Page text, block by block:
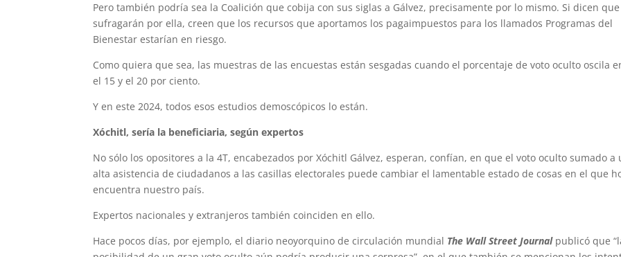
Pero también podría sea la Coalición que cobija con sus siglas a Gálvez, precisamente por lo mismo. Si dicen que
sufragarán por ella, creen que los recursos que aportamos los pagaimpuestos para los llamados Programas del
Bienestar estarían en riesgo.
Como quiera que sea, las muestras de las encuestas están sesgadas cuando el porcentaje de voto oculto oscila
el 15 y el 20 por ciento.
Y en este 2024, todos esos estudios demoscópicos lo están.
Xóchitl, sería la beneficiaria, según expertos
No sólo los opositores a la 4T, encabezados por Xóchitl Gálvez, esperan, confían, en que el voto oculto sumado a
alta asistencia de ciudadanos a las casillas electorales puede cambiar el lamentable estado de cosas en el que
encuentra nuestro país.
Expertos nacionales y extranjeros también coinciden en ello.
Hace pocos días, por ejemplo, el diario neoyorquino de circulación mundial The Wall Street Journalpublicó que